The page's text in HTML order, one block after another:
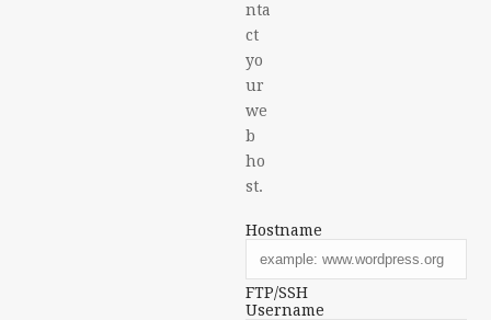
nta
ct
yo
ur
we
b
ho
st.
Hostname
FTP/SSH
Username